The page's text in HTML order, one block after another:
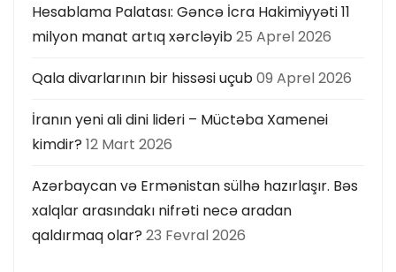
Hesablama Palatası: Gəncə İcra Hakimiyyəti 11
milyon manat artıq xərcləyib25 Aprel 2026
Qala divarlarının bir hissəsi uçub09 Aprel 2026
İranın yeni ali dini lideri – Müctəba Xamenei
kimdir? 12 Mart 2026
Azərbaycan və Ermənistan sülhə hazırlaşır. Bəs
xalqlar arasındakı nifrəti necə aradan
qaldırmaq olar? 23 Fevral 2026